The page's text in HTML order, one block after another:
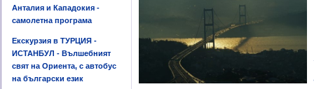
Анталия и Кападокия -
самолетна програма
Екскурзия в ТУРЦИЯ -
ИСТАНБУЛ - Вълшебният
свят на Ориента, с автобус
на български език